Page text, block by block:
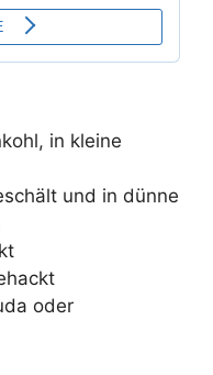
in kleine
und in dünne
oder